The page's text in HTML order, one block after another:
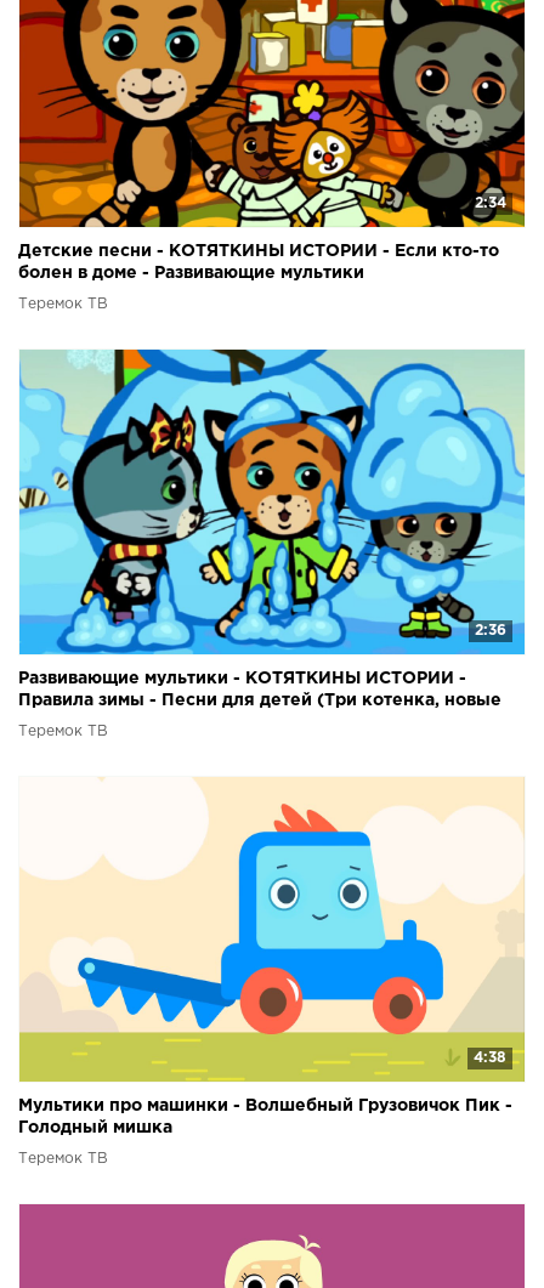
2:34
Детские песни - КОТЯТКИНЫ ИСТОРИИ - Если кто-то
болен в доме - Развивающие мультики
Теремок ТВ
2:36
Развивающие мультики - КОТЯТКИНЫ ИСТОРИИ -
Правила зимы - Песни для детей (Три котенка, новые
серии)
Теремок ТВ
4:38
Мультики про машинки - Волшебный Грузовичок Пик -
Голодный мишка
Теремок ТВ